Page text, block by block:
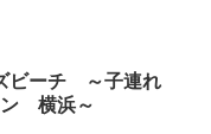
ビーチ ～子連れ
ン 横浜～